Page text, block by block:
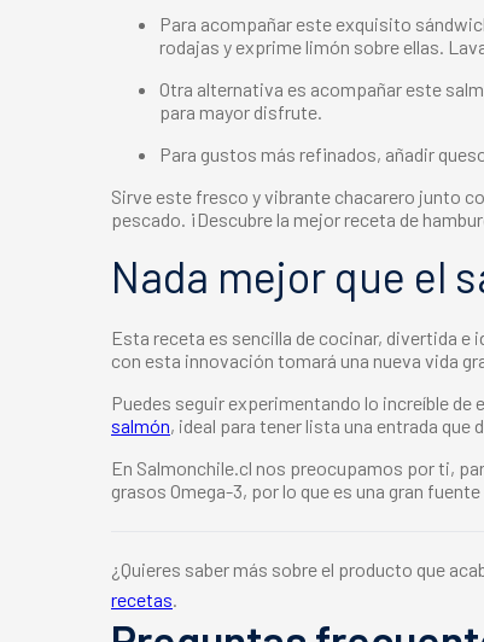
Para acompañar este exquisito
rodajas y exprime limón sobre ellas.
Otra alternativa es acompañar este
para mayor disfrute.
Para gustos más refinados, añadir
Sirve este fresco y vibrante chacarero junto
pescado. ¡Descubre la mejor receta de
Nada mejor que el
Esta receta es sencilla de cocinar, divertida e
con esta innovación tomará una nueva vida
Puedes seguir experimentando lo increíble de
salmón, ideal para tener lista una entrada
En Salmonchile.cl nos preocupamos por ti,
grasos Omega-3, por lo que es una gran
¿Quieres saber más sobre el producto que
recetas.